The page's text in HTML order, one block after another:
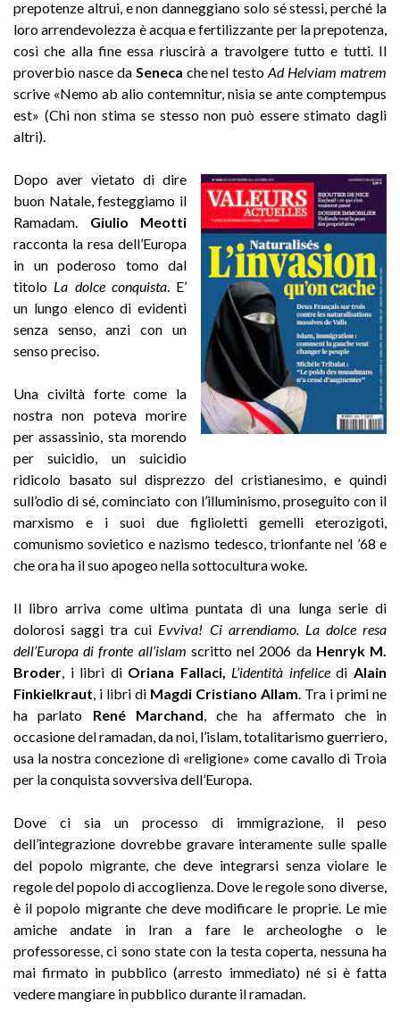
prepotenze altrui, e non danneggiano solo sé stessi, perché la
loro arrendevolezza è acqua e fertilizzante per la prepotenza,
così che alla fine essa riuscirà a travolgere tutto e tutti. Il
proverbio nasce da Seneca che nel testoAd Helviam matrem
scrive «Nemo ab alio contemnitur, nisia se ante comptempus
est» (Chi non stima se stesso non può essere stimato dagli
altri).
Dopo aver vietato di dire
buon Natale, festeggiamo il
Ramadam. Giulio Meotti
racconta la resa dell’Europa
in un poderoso tomo dal
titolo La dolce conquista. E’
un lungo elenco di evidenti
senza senso, anzi con un
senso preciso.
Una civiltà forte come la
nostra non poteva morire
per assassinio, sta morendo
per suicidio, un suicidio
ridicolo basato sul disprezzo del cristianesimo, e quindi
sull’odio di sé, cominciato con l’illuminismo, proseguito con il
marxismo e i suoi due figlioletti gemelli eterozigoti,
comunismo sovietico e nazismo tedesco, trionfante nel ’68 e
che ora ha il suo apogeo nella sottocultura woke.
Il libro arriva come ultima puntata di una lunga serie di
dolorosi saggi tra cui Evviva! Ci arrendiamo. La dolce resa
dell’Europa di fronte all’islam scritto nel 2006 da Henryk M.
Broder , i libri di Oriana Fallaci, L’identità infelicedi Alain
Finkielkraut , i libri di Magdi Cristiano Allam . Tra i primi ne
ha parlato René Marchand , che ha affermato che in
occasione del ramadan, da noi, l’islam, totalitarismo guerriero,
usa la nostra concezione di «religione» come cavallo di Troia
per la conquista sovversiva dell’Europa.
Dove ci sia un processo di immigrazione, il peso
dell’integrazione dovrebbe gravare interamente sulle spalle
del popolo migrante, che deve integrarsi senza violare le
regole del popolo di accoglienza. Dove le regole sono diverse,
è il popolo migrante che deve modificare le proprie. Le mie
amiche andate in Iran a fare le archeologhe o le
professoresse, ci sono state con la testa coperta, nessuna ha
mai firmato in pubblico (arresto immediato) né si è fatta
vedere mangiare in pubblico durante il ramadan.